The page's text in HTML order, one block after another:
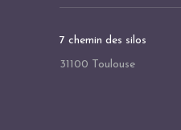
7 chemin des silos
31100 Toulouse